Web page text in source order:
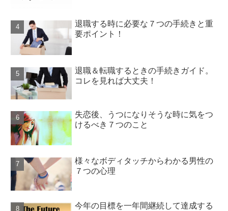
退職する時に必要な７つの手続きと重
要ポイント！
退職＆転職するときの手続きガイド。
コレを見れば大丈夫！
失恋後、うつになりそうな時に気をつ
けるべき７つのこと
様々なボディタッチからわかる男性の
７つの心理
今年の目標を一年間継続して達成する